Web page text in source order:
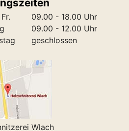
09.00 - 18.00 Uhr
09.00 - 12.00 Uhr
geschlossen
Wlach